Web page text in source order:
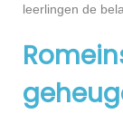
leerlingen de